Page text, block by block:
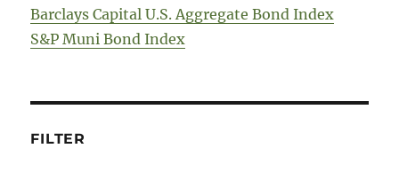
Barclays Capital U.S. Aggregate Bond Index
S&P Muni Bond Index
FILTER